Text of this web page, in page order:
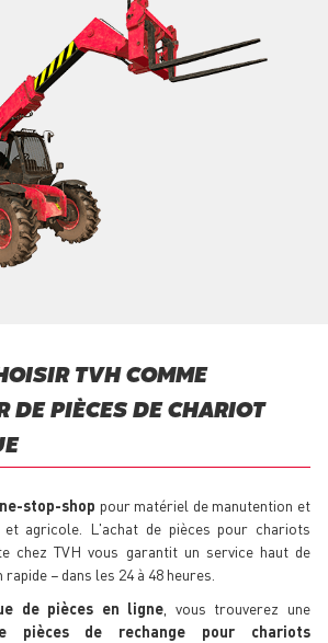
TVH COMME
DE PIÈCES DE CHARIOT
stop-shop pour matériel de manutention et
et agricole. L'achat de pièces pour chariots
chez TVH vous garantit un service haut de
− dans les 24 à 48 heures.
de pièces en ligne , vous trouverez une
pièces de rechange pour chariots